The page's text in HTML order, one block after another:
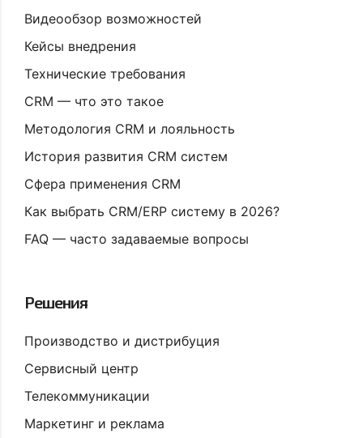
Видеообзор возможностей
Кейсы внедрения
Технические требования
CRM — что это такое
Методология CRM и лояльность
История развития CRM систем
Сфера применения CRM
Как выбрать CRM/ERP систему в 2026?
FAQ — часто задаваемые вопросы
Решения
Производство и дистрибуция
Сервисный центр
Телекоммуникации
Маркетинг и реклама